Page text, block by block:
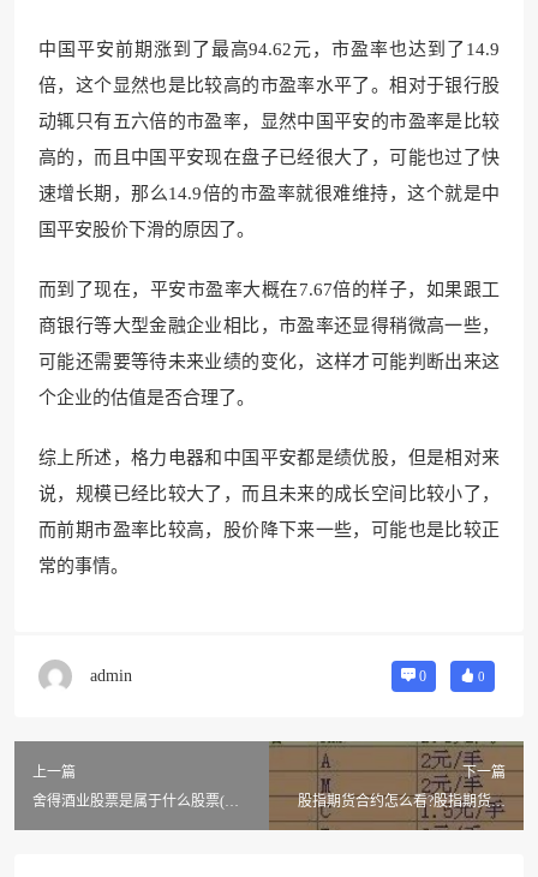
中国平安前期涨到了最高94.62元，市盈率也达到了14.9
倍，这个显然也是比较高的市盈率水平了。相对于银行股
动辄只有五六倍的市盈率，显然中国平安的市盈率是比较
高的，而且中国平安现在盘子已经很大了，可能也过了快
速增长期，那么14.9倍的市盈率就很难维持，这个就是中
国平安股价下滑的原因了。
而到了现在，平安市盈率大概在7.67倍的样子，如果跟工
商银行等大型金融企业相比，市盈率还显得稍微高一些，
可能还需要等待未来业绩的变化，这样才可能判断出来这
个企业的估值是否合理了。
综上所述，格力电器和中国平安都是绩优股，但是相对来
说，规模已经比较大了，而且未来的成长空间比较小了，
而前期市盈率比较高，股价降下来一些，可能也是比较正
常的事情。
admin 0 0
上一篇
舍得酒业股票是属于什么股票(沱
下一篇
股指期货合约怎么看?股指期货一
张合约多少钱?